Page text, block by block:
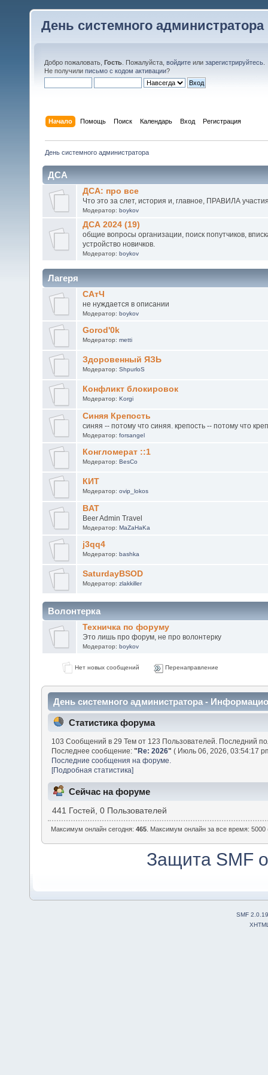
День системного администратора
Добро пожаловать, Гость . Пожалуйста, войдите или зарегистрируйтесь
Не получили письмо с кодом активации?
Начало Помощь Поиск Календарь Вход Регистрация
День системного администратора
ДСА
ДСА: про все
Что это за слет, история и, главное, ПРАВИЛА
Модератор: boykov
ДСА 2024 (19)
общие вопросы организации, поиск попутчиков,
устройство новичков.
Модератор: boykov
Лагеря
САтЧ
не нуждается в описании
Модератор: boykov
Gorod'0k
Модератор: metti
Здоровенный ЯЗЬ
Модератор: ShpurloS
Конфликт блокировок
Модератор: Korgi
Синяя Крепость
синяя -- потому что синяя. крепость -- потому что
Модератор: forsangel
Конгломерат ::1
Модератор: BesCo
КИТ
Модератор: ovip_lokos
BAT
Beer Admin Travel
Модератор: MaZaHaKa
j3qq4
Модератор: bashka
SaturdayBSOD
Модератор: zlakkiller
Волонтерка
Техничка по форуму
Это лишь про форум, не про волонтерку
Модератор: boykov
Нет новых сообщений Перенаправление
День системного администратора -
Статистика форума
103 Сообщений в 29 Тем от 123 Пользователей. Последний
Последнее сообщение:"Re: 2026" ( Июль 06, 2026, 03:54:17
Последние сообщения на форуме.
[Подробная статистика]
Сейчас на форуме
441 Гостей, 0 Пользователей
Максимум онлайн сегодня:465 . Максимум онлайн за все время:
Защита SMF
SMF 2.0.19